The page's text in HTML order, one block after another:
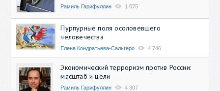
Рамиль Гарифуллин 1 075
Пурпурные поля осоловевшего
человечества
Елена Кондратьева-Сальгеро 4 746
Экономический терроризм против России:
масштаб и цели
Рамиль Гарифуллин 4 307